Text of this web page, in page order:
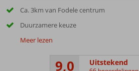
Ca. 3km van Fodele centrum
Duurzamere keuze
Meer lezen
9,0 Uitstekend